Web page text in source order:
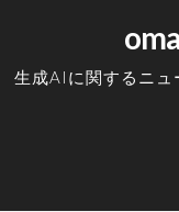
生成AIに関するニュ